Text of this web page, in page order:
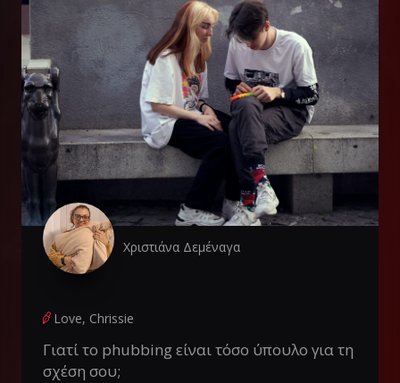
Χριστιάνα Δεμέναγα
Love, Chrissie
Γιατί το phubbing είναι τόσο ύπουλο για τη
σχέση σου;